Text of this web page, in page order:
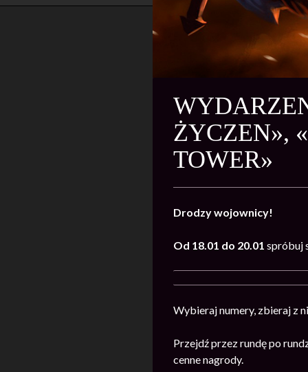
ŻYCZEN»,
TOWER»
Drodzy wojownicy!
Od 18.01 do 20.01 spróbuj
Wybieraj numery, zbieraj z
Przejdź przez rundę po
cenne nagrody.